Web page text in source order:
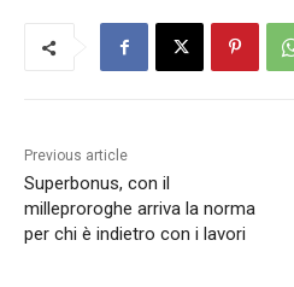
Previous article
Superbonus, con il
milleproroghe arriva la norma
per chi è indietro con i lavori